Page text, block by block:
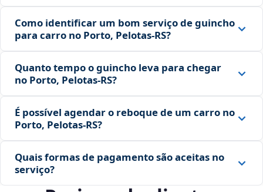
Como identificar um bom serviço de guincho
para carro no Porto, Pelotas‑RS?
Quanto tempo o guincho leva para chegar
no Porto, Pelotas‑RS?
É possível agendar o reboque de um carro no
Porto, Pelotas‑RS?
Quais formas de pagamento são aceitas no
serviço?